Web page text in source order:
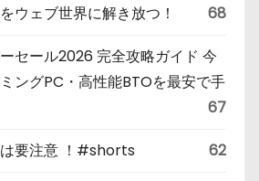
ウェブ世界に解き放つ！
68
セール2026 完全攻略ガイド 今
ングPC・高性能BTOを最安で手
67
要注意 ！#shorts 62